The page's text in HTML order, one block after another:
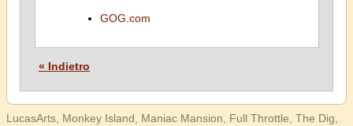
GOG.com
« Indietro
LucasArts, Monkey Island, Maniac Mansion, Full Throttle, The Dig,